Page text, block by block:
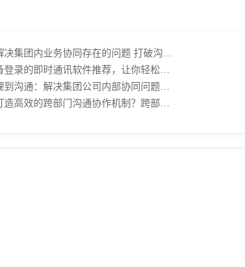
如何解决集团内业务协同存在的问题 打破沟通壁垒
多设备登录的即时通讯软件推荐，让你轻松管理多端聊天！
从管理到沟通：解决集团公司内部协同问题的关键
如何打造高效的跨部门沟通协作机制？跨部门合作的四个有效策略